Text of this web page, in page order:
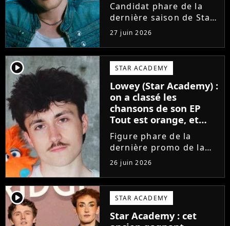
Candidat phare de la
dernière saison de Star
Academy, Bastiaan fait
enfin les présentations
en musique. Découvrez
son premier single
Château, très Troye
Sivan dans l'esprit, et
son...
27 juin 2026
player2 STAR ACADEMY
Lowey (Star Academy) :
on a classé les
chansons de son EP
Tout est orange, et
voici la meilleure !
Figure phare de la
dernière promo de la
Star Academy, Léo se
lance enfin. Sous le nom
de scène Lowey, l'artiste
de 25 ans dévoile un
premier EP énergique et
très prometteur
26 juin 2026
player2 STAR ACADEMY
Star Academy : cet